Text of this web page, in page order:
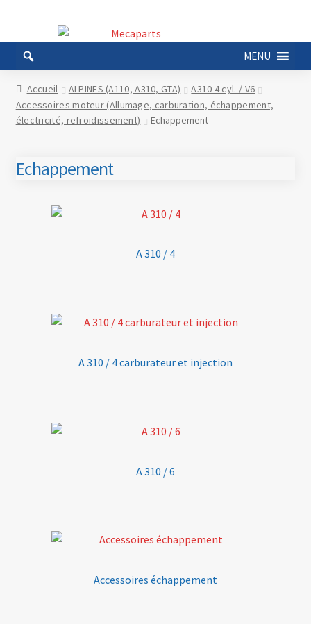
la
navigation
au
contenu
MENU
Accueil ALPINES (A110, A310, GTA)
A310 4 cyl. / V6
Accessoires moteur (Allumage, carburation, échappement,
électricité, refroidissement)
Echappement
Echappement
A 310 / 4
A 310 / 4 carburateur et injection
A 310 / 6
Accessoires échappement